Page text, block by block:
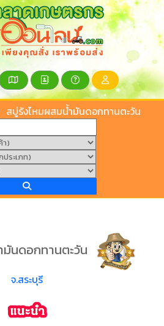
สบู่รังไหมผสมน้ำมันดอกทานตะวัน
นดอกทานตะวัน
จ.สระบุรี